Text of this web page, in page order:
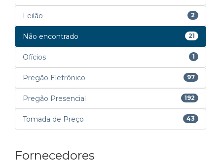
Leilão 2
Não encontrado 21
Ofícios 1
Pregão Eletrônico 97
Pregão Presencial 192
Tomada de Preço 43
Fornecedores